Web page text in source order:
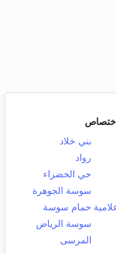
بني خلاد
رواد
حي الخضراء
سوسة الجوهرة
حمام سوسة
سوسة الرياض
المرسى